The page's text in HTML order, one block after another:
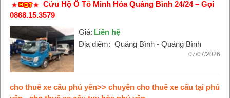
Cứu Hộ Ô Tô Minh Hóa Quảng Bình 24/24 – Gọi
0868.15.3579
Giá: Liên hệ
Địa điểm: Quảng Bình - Quảng Bình
07/07/2026
cho thuê xe câu phú yên>> chuyên cho thuê xe cẩu tại phú